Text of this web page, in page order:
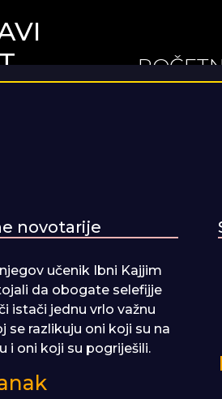
novotarije
učenik Ibni Kajjim
da obogate selefijje
istači jednu vrlo važnu
se razlikuju oni koji su na
i oni koji su pogriješili.